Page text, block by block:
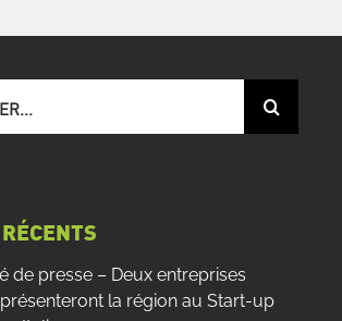
de presse – Deux entreprises
la région au Start-up